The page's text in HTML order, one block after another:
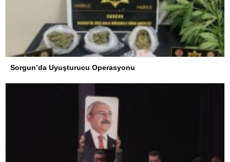
Sorgun’da Uyuşturucu Operasyonu